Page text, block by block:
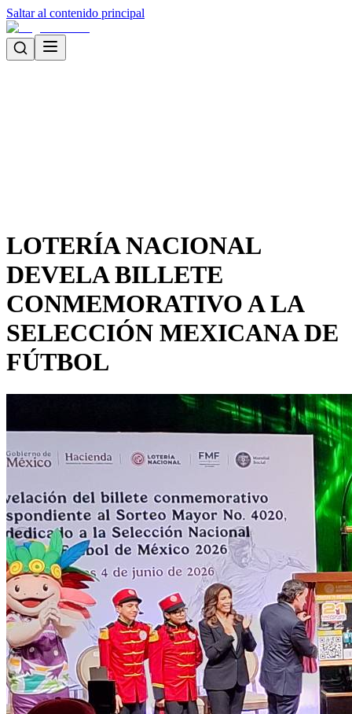
Saltar al contenido principal
LOTERÍA NACIONAL
DEVELA BILLETE
CONMEMORATIVO A LA
SELECCIÓN MEXICANA DE
FÚTBOL